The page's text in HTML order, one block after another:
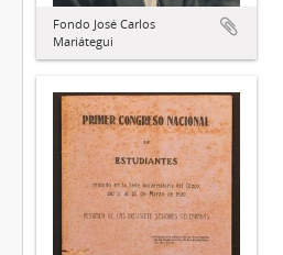
Fondo José Carlos
Mariátegui